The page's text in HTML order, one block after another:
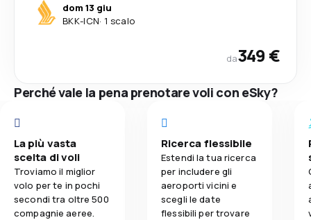
dom 13 giu
BKK-ICN· 1 scalo
da349 €
Perché vale la pena prenotare voli con eSky?
La più vasta
scelta di voli
Troviamo il miglior
volo per te in pochi
secondi tra oltre 500
compagnie aeree.
Ricerca flessibile
Estendi la tua ricerca
per includere gli
aeroporti vicini e
scegli le date
flessibili per trovare